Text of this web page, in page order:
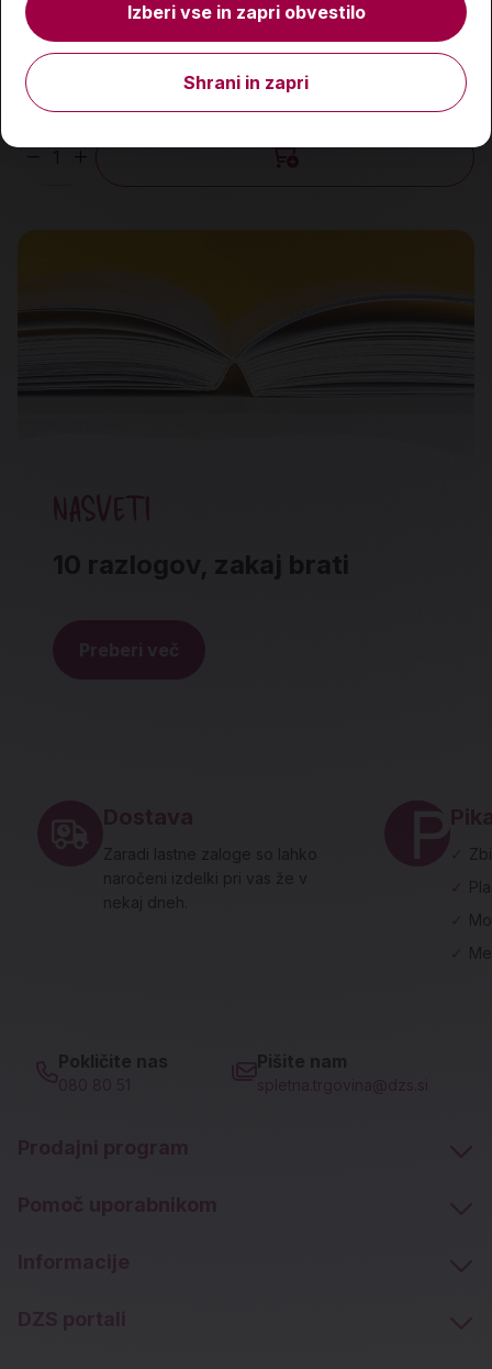
Življenje v sivi coni
29,99 €
Količina
NASVETI
10 razlogov, zakaj brati
Preberi več
Dostava
Zaradi lastne zaloge so lahko
naročeni izdelki pri vas že v
nekaj dneh.
Pokličite nas
080 80 51
Pišite nam
spletna.trgovina@dzs.si
Prodajni program
Pomoč uporabnikom
Informacije
DZS portali
Izberi vse in zapri obvestilo
Shrani in zapri